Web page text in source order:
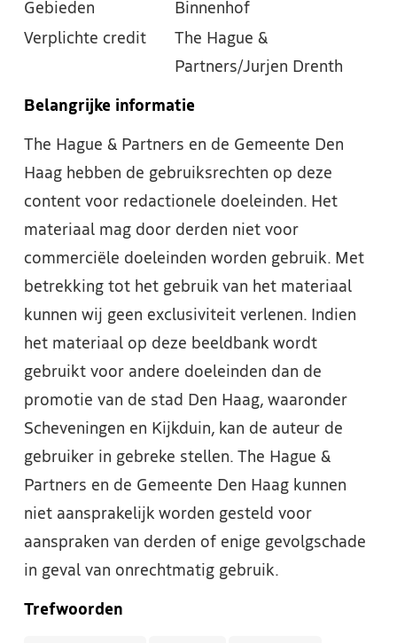
Gebieden
Binnenhof
Verplichte credit
The Hague &
Partners/Jurjen Drenth
Belangrijke informatie
The Hague & Partners en de Gemeente Den
Haag hebben de gebruiksrechten op deze
content voor redactionele doeleinden. Het
materiaal mag door derden niet voor
commerciële doeleinden worden gebruik. Met
betrekking tot het gebruik van het materiaal
kunnen wij geen exclusiviteit verlenen. Indien
het materiaal op deze beeldbank wordt
gebruikt voor andere doeleinden dan de
promotie van de stad Den Haag, waaronder
Scheveningen en Kijkduin, kan de auteur de
gebruiker in gebreke stellen. The Hague &
Partners en de Gemeente Den Haag kunnen
niet aansprakelijk worden gesteld voor
aanspraken van derden of enige gevolgschade
in geval van onrechtmatig gebruik.
Trefwoorden